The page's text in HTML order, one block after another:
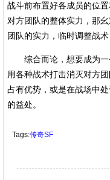
战斗前布置好各成员的位
对方团队的整体实力，那
团队的实力，临时调整战
综合而论，想要成为一
用各种战术打击消灭对方
占有优势，或是在战场中
的益处。
Tags:传奇SF